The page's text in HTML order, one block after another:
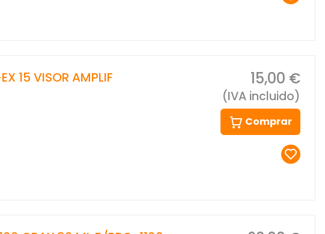
15 VISOR AMPLIF 15,00 €
(IVA incluido)
Comprar